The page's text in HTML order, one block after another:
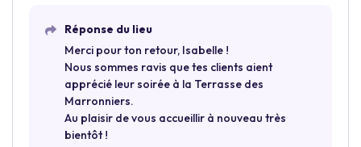
Réponse du lieu
Merci pour ton retour, Isabelle !
Nous sommes ravis que tes clients aient
apprécié leur soirée à la Terrasse des
Marronniers.
Au plaisir de vous accueillir à nouveau très
bientôt !